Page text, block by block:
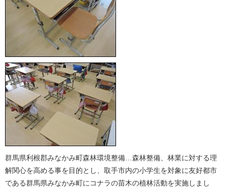
群馬県利根郡みなかみ町森林環境整備…森林整備、林業に対する理
解関心を高める事を目的とし、取手市内の小学生を対象に友好都市
である群馬県みなかみ町にコナラの苗木の植林活動を実施しまし